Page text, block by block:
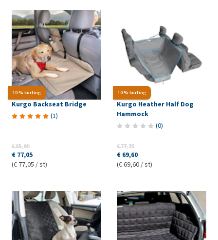
10 % korting
Kurgo Backseat Bridge
(1)
€ 85,60
€ 77,05
(€ 77,05 / st)
10 % korting
Kurgo Heather Half Dog
Hammock
(0)
€ 77,35
€ 69,60
(€ 69,60 / st)